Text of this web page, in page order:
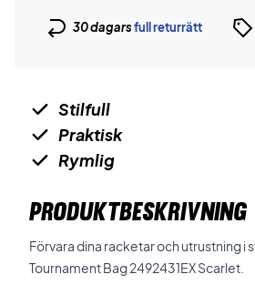
30 dagarsfull returrätt
Stilfull
Praktisk
Rymlig
PRODUKTBESKRIVNING
Förvara dina racketar och utrustning i
Tournament Bag 2492431EX Scarlet.